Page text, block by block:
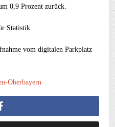
0,9 Prozent zurück.
Statistik
vom digitalen Parkplatz
Oberbayern